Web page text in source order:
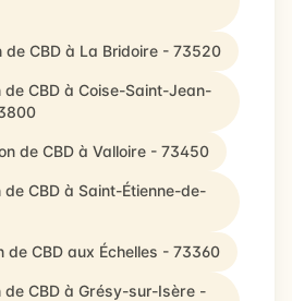
CBD à La Bridoire - 73520
CBD à Coise-Saint-Jean-
de CBD à Valloire - 73450
CBD à Saint-Étienne-de-
de CBD aux Échelles - 73360
CBD à Grésy-sur-Isère -